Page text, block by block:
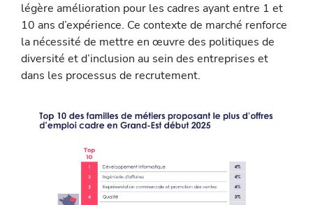
légère amélioration pour les cadres ayant entre 1 et
10 ans d’expérience. Ce contexte de marché renforce
la nécessité de mettre en œuvre des politiques de
diversité et d’inclusion au sein des entreprises et
dans les processus de recrutement.